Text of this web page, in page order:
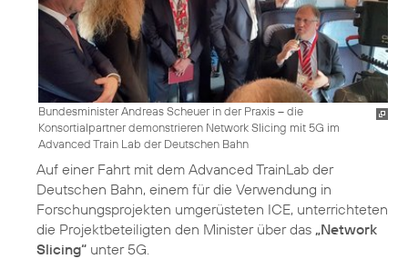
Bundesminister Andreas Scheuer in der Praxis – die
Konsortialpartner demonstrieren Network Slicing mit 5G im
Advanced Train Lab der Deutschen Bahn
Auf einer Fahrt mit dem Advanced TrainLab der
Deutschen Bahn, einem für die Verwendung in
Forschungsprojekten umgerüsteten ICE, unterrichteten
die Projektbeteiligten den Minister über das „Network
Slicing“ unter 5G.